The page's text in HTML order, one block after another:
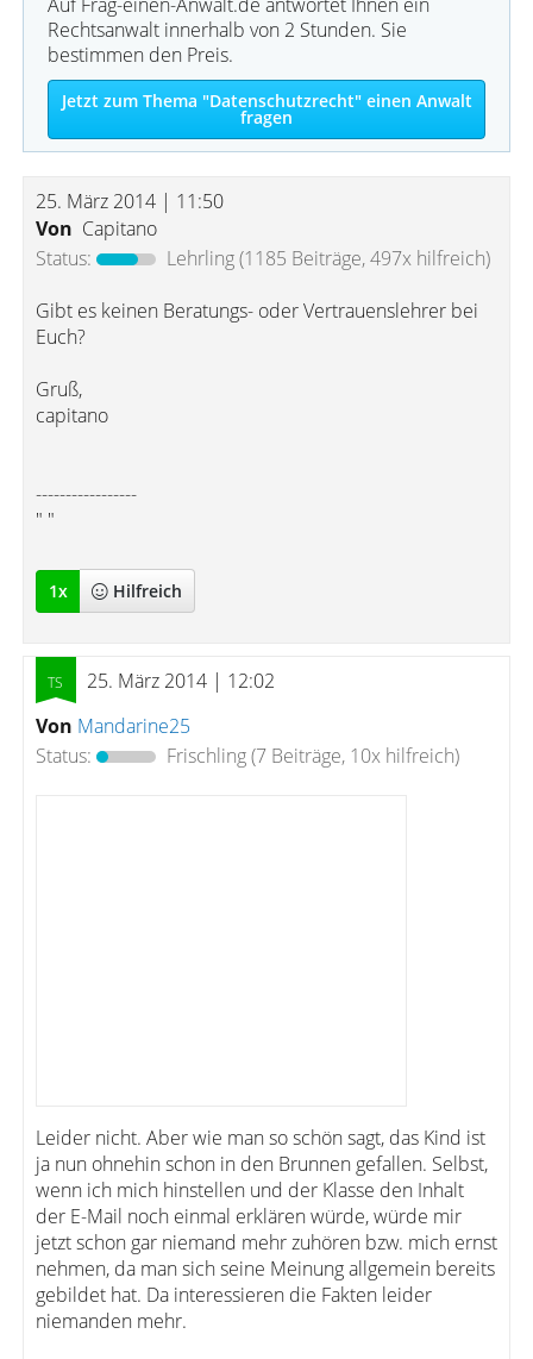
Rechtsanwalt innerhalb von 2 Stunden. Sie
bestimmen den Preis.
Jetzt zum Thema "Datenschutzrecht" einen Anwalt
fragen
25. März 2014 | 11:50
Von Capitano
Status:
Lehrling(1185 Beiträge, 497x hilfreich)
Gibt es keinen Beratungs- oder Vertrauenslehrer bei
Euch?
Gruß,
capitano
-----------------
" "
1x Hilfreich
25. März 2014 | 12:02
Von Mandarine25
Status:
Frischling(7 Beiträge, 10x hilfreich)
Leider nicht. Aber wie man so schön sagt, das Kind ist
ja nun ohnehin schon in den Brunnen gefallen. Selbst,
wenn ich mich hinstellen und der Klasse den Inhalt
der E-Mail noch einmal erklären würde, würde mir
jetzt schon gar niemand mehr zuhören bzw. mich ernst
nehmen, da man sich seine Meinung allgemein bereits
gebildet hat. Da interessieren die Fakten leider
niemanden mehr.